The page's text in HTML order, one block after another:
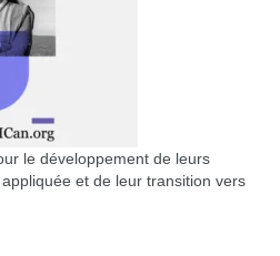
le développement de leurs
et de leur transition vers